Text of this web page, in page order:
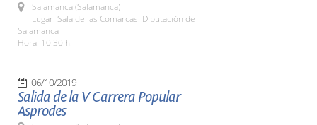
Salamanca (Salamanca)
Lugar: Sala de las Comarcas. Diputación de
Salamanca
Hora: 10:30 h.
06/10/2019
Salida de la V Carrera Popular
Asprodes